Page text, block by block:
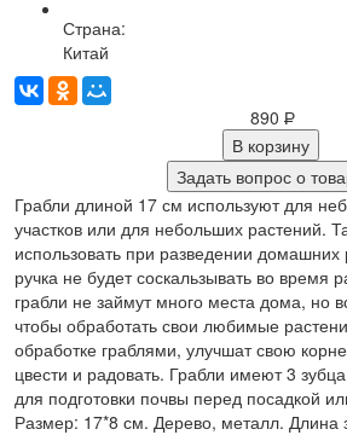
Страна:
Китай
890 Р
В корзину
Задать вопрос о
Грабли длиной 17 см используют для
участков или для небольших растений.
использовать при разведении
ручка не будет соскальзывать во время
грабли не займут много места дома, но
чтобы обработать свои любимые
обработке граблями, улучшат свою
цвести и радовать. Грабли имеют 3
для подготовки почвы перед посадкой
Размер: 17*8 см. Дерево, металл. Длина